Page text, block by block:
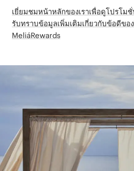
เยี่ยมชมหน้าหลักของเราเพื่อดูโปรโมชั่
รับทราบข้อมูลเพิ่มเติมเกี่ยวกับข้อดีขอ
MeliáRewards